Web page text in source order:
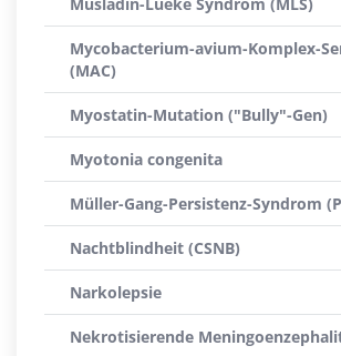
Mycobacterium-avium-Komplex-
(MAC)
Myostatin-Mutation ("Bully"-Gen)
Myotonia congenita
Müller-Gang-Persistenz-Syndrom
Nachtblindheit (CSNB)
Narkolepsie
Nekrotisierende